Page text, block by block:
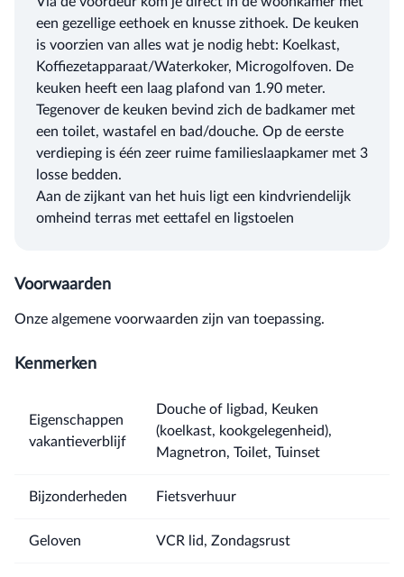
een gezellige eethoek en knusse zithoek. De keuken
is voorzien van alles wat je nodig hebt: Koelkast,
Koffiezetapparaat/Waterkoker, Microgolfoven. De
keuken heeft een laag plafond van 1.90 meter.
Tegenover de keuken bevind zich de badkamer met
een toilet, wastafel en bad/douche. Op de eerste
verdieping is één zeer ruime familieslaapkamer met 3
losse bedden.
Aan de zijkant van het huis ligt een kindvriendelijk
omheind terras met eettafel en ligstoelen
Voorwaarden
Onze algemene voorwaarden zijn van toepassing.
Kenmerken
Eigenschappen
vakantieverblijf
Douche of ligbad, Keuken
(koelkast, kookgelegenheid),
Magnetron, Toilet, Tuinset
Bijzonderheden Fietsverhuur
Geloven VCR lid, Zondagsrust